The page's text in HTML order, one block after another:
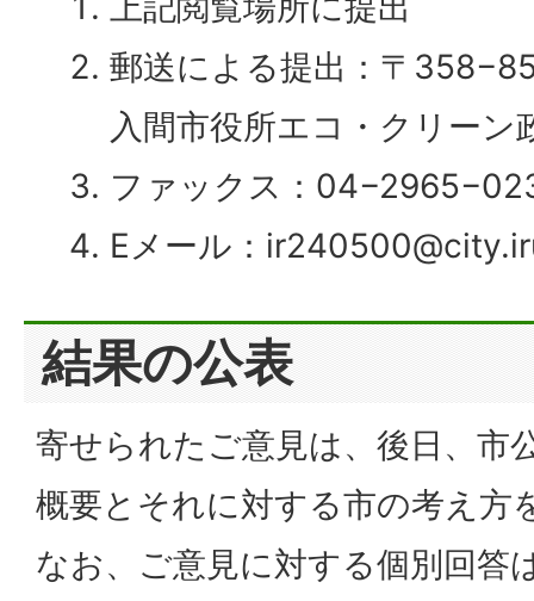
郵送による提出：〒
入間市役所エコ・クリーン
ファックス：
Eメール：
結果の公表
寄せられたご意見は、後日、市
概要とそれに対する市の考え方
なお、ご意見に対する個別回答